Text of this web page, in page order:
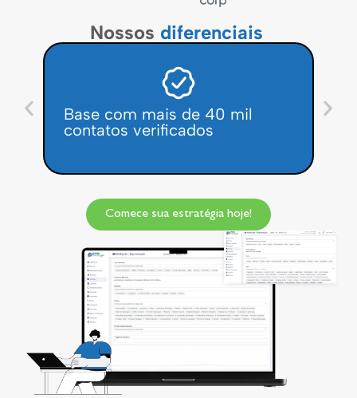
Nossos diferenciais
Base com mais de 40 mil
contatos verificados
Comece sua estratégia hoje!